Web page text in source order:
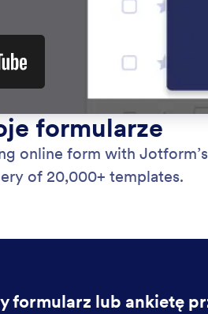
formularze
online form with
of 20,000+ templates.
formularz lub ankietę